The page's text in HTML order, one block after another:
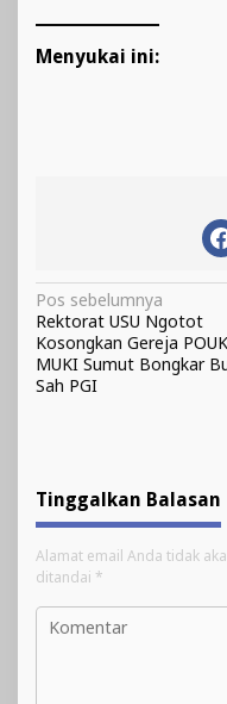
Menyukai ini:
Navigasi
pos
Pos sebelumnya
Rektorat USU Ngotot
Kosongkan Gereja
MUKI Sumut Bongkar
Sah PGI
Tinggalkan Balasan
Alamat email Anda tidak
ditandai *